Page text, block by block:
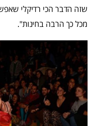
שזה הדבר הכי רדיקלי
מכל כך הרבה בחינות".